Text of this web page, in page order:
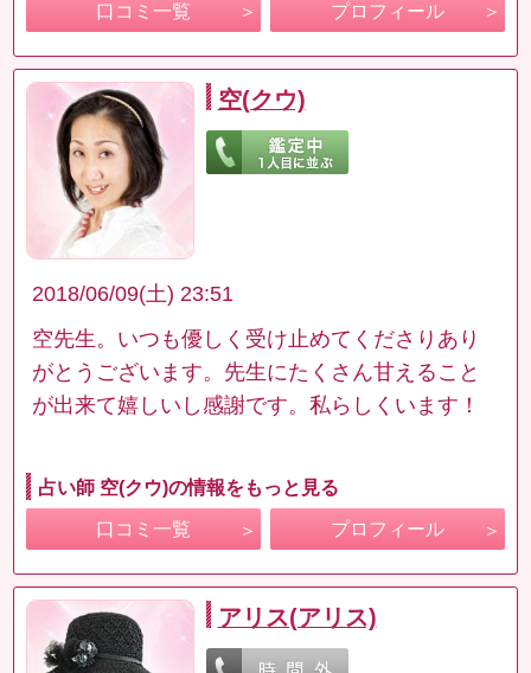
口コミ一覧 プロフィール
空(クウ)
2018/06/09(土) 23:51
空先生。いつも優しく受け止めてくださりあり
がとうございます。先生にたくさん甘えること
が出来て嬉しいし感謝です。私らしくいます！
占い師 空(クウ)の情報をもっと見る
口コミ一覧 プロフィール
アリス(アリス)